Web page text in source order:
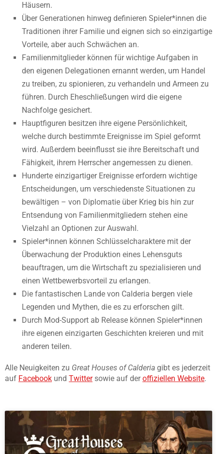
Häusern.
Über Generationen hinweg definieren Spieler*innen die
Traditionen ihrer Familie und eignen sich so einzigartige
Vorteile, aber auch Schwächen an.
Familienmitglieder können für wichtige Aufgaben in
den eigenen Delegationen ernannt werden, um Handel
zu treiben, zu spionieren, zu verhandeln und Armeen zu
führen. Durch Eheschließungen wird die eigene
Nachfolge gesichert.
Hauptfiguren besitzen ihre eigene Persönlichkeit,
welche durch bestimmte Ereignisse im Spiel geformt
wird. Außerdem beeinflusst sie ihre Bereitschaft und
Fähigkeit, ihrem Herrscher angemessen zu dienen.
Hunderte einzigartiger Ereignisse erfordern wichtige
Entscheidungen, um verschiedenste Situationen zu
bewältigen – von Diplomatie über Krieg bis hin zur
Entsendung von Familienmitgliedern stehen eine
Vielzahl an Optionen zur Auswahl.
Spieler*innen können Schlüsselcharaktere mit der
Überwachung der Produktion eines Lehensguts
beauftragen, um die Wirtschaft zu spezialisieren und
einen Wettbewerbsvorteil zu erlangen.
Die fantastischen Lande von Calderia bergen viele
Legenden und Mythen, die es zu erforschen gilt.
Durch Mod-Support ab Release können Spieler*innen
ihre eigenen einzigarten Geschichten kreieren und mit
anderen teilen.
Alle Neuigkeiten zu Great Houses of Calderia gibt es jederzeit
auf Facebook und Twittersowie auf deroffiziellen Website.